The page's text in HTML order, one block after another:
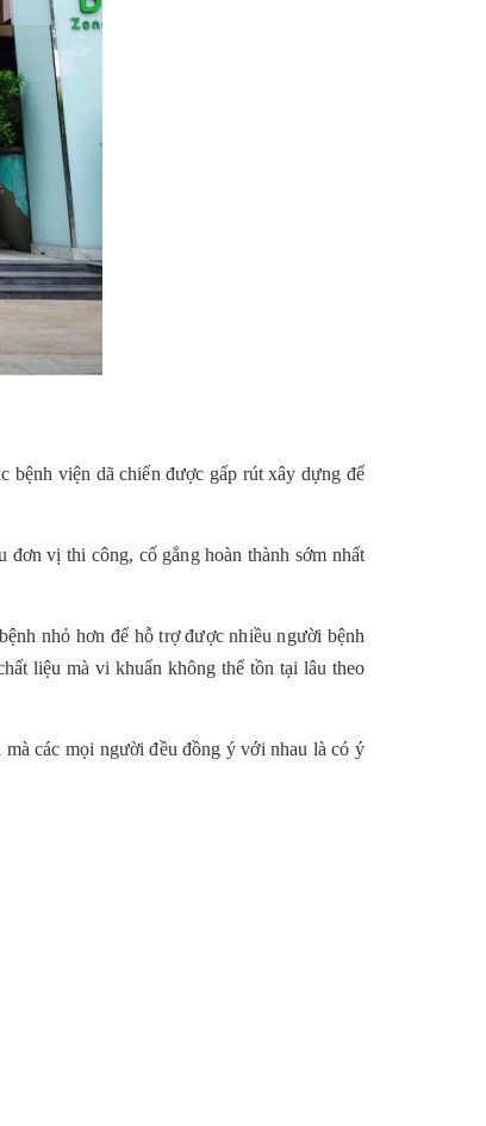
bệnh viện dã chiến được gấp rút xây dựng để
vị thi công, cố gắng hoàn thành sớm nhất
nhỏ hơn để hỗ trợ được nhiều người bệnh
liệu mà vi khuẩn không thể tồn tại lâu theo
các mọi người đều đồng ý với nhau là có ý